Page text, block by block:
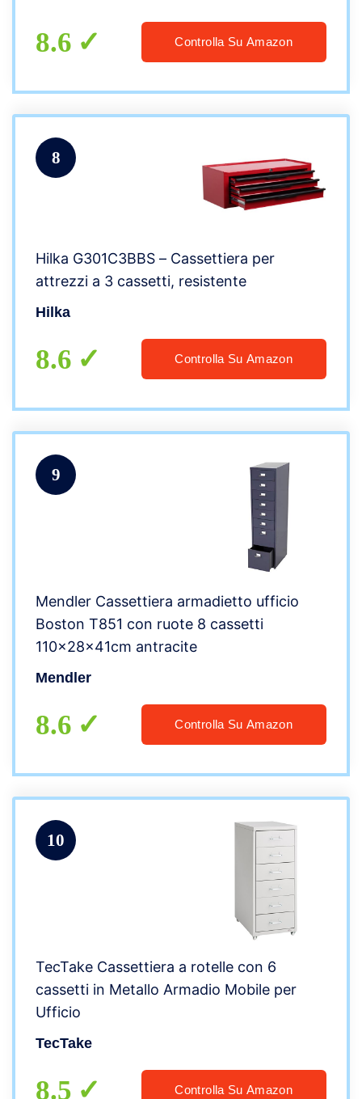
8.6 Controlla Su Amazon
8
Hilka G301C3BBS – Cassettiera per
attrezzi a 3 cassetti, resistente
Hilka
8.6 Controlla Su Amazon
9
Mendler Cassettiera armadietto ufficio
Boston T851 con ruote 8 cassetti
110x28x41cm antracite
Mendler
8.6 Controlla Su Amazon
10
TecTake Cassettiera a rotelle con 6
cassetti in Metallo Armadio Mobile per
Ufficio
TecTake
8.5 Controlla Su Amazon